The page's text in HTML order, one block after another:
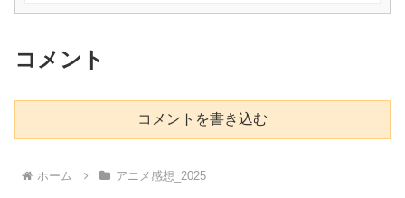
コメント
コメントを書き込む
ホーム アニメ感想_2025